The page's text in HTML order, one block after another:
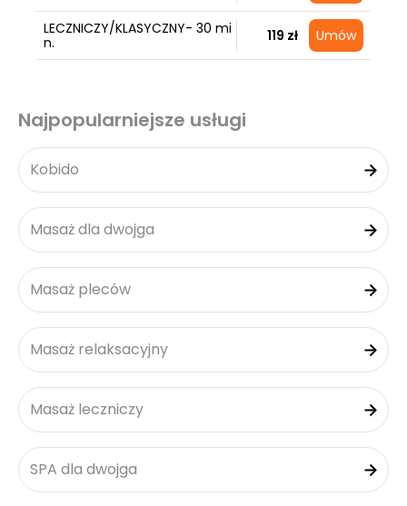
LECZNICZY/KLASYCZNY- 30 mi
n.
119 zł Umów
Najpopularniejsze usługi
Kobido
Masaż dla dwojga
Masaż pleców
Masaż relaksacyjny
Masaż leczniczy
SPA dla dwojga